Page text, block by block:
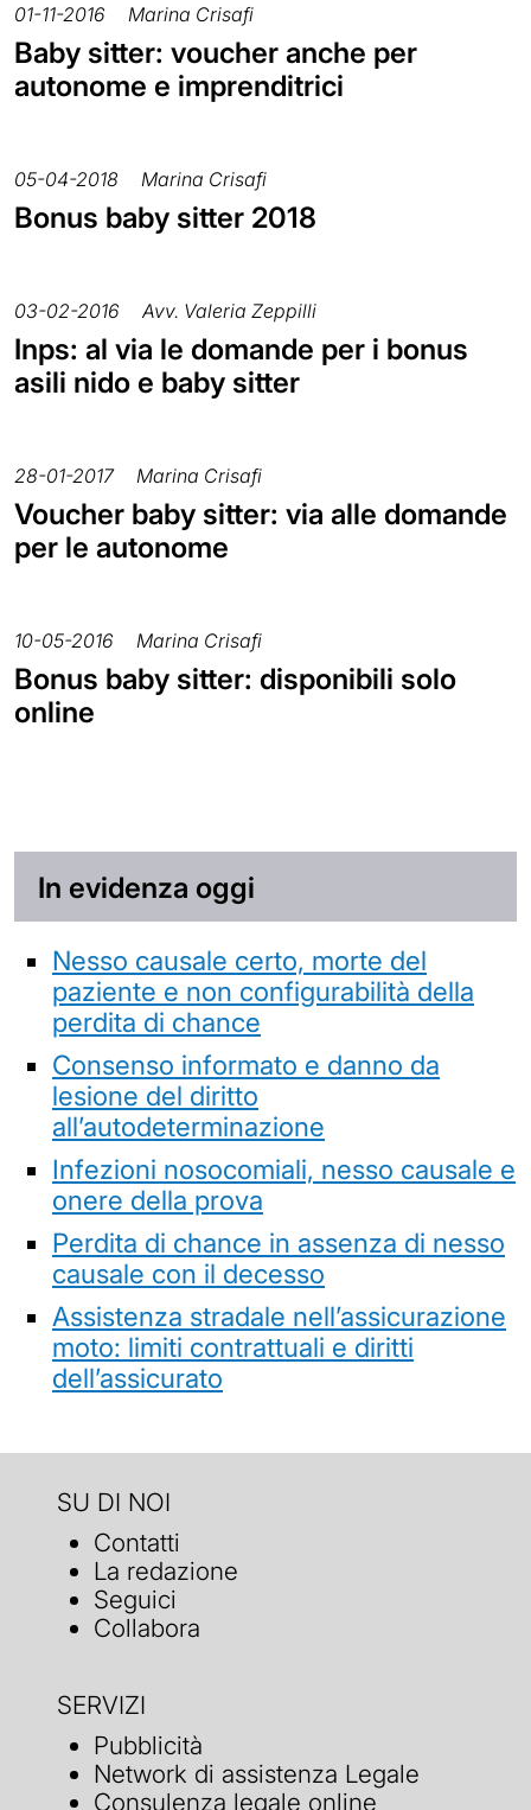
01-11-2016 Marina Crisafi
Baby sitter: voucher anche per
autonome e imprenditrici
05-04-2018 Marina Crisafi
Bonus baby sitter 2018
03-02-2016 Avv. Valeria Zeppilli
Inps: al via le domande per i bonus
asili nido e baby sitter
28-01-2017 Marina Crisafi
Voucher baby sitter: via alle domande
per le autonome
10-05-2016 Marina Crisafi
Bonus baby sitter: disponibili solo
online
In evidenza oggi
Nesso causale certo, morte del
paziente e non configurabilità della
perdita di chance
Consenso informato e danno da
lesione del diritto
all’autodeterminazione
Infezioni nosocomiali, nesso causale e
onere della prova
Perdita di chance in assenza di nesso
causale con il decesso
Assistenza stradale nell’assicurazione
moto: limiti contrattuali e diritti
dell’assicurato
SU DI NOI
Contatti
La redazione
Seguici
Collabora
SERVIZI
Pubblicità
Network di assistenza Legale
Consulenza legale online